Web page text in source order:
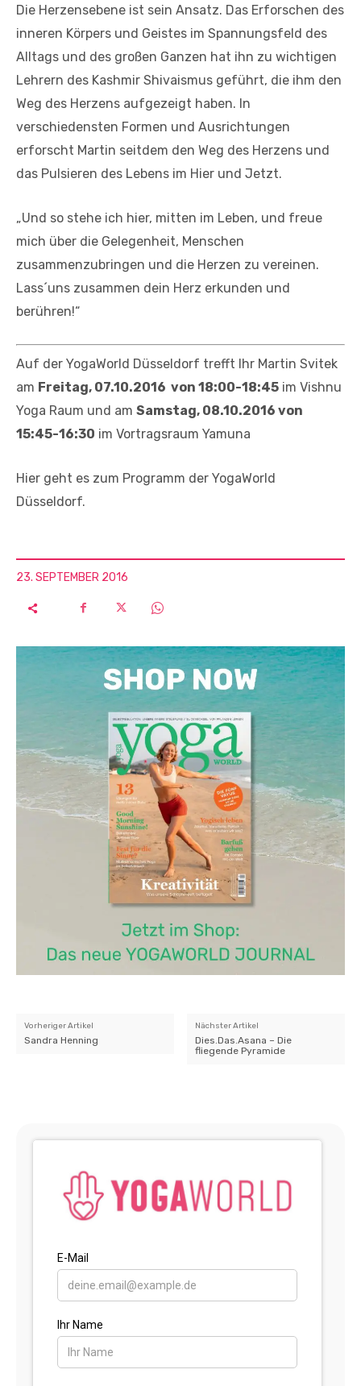
Die Herzensebene ist sein Ansatz. Das Erforschen des
inneren Körpers und Geistes im Spannungsfeld des
Alltags und des großen Ganzen hat ihn zu wichtigen
Lehrern des Kashmir Shivaismus geführt, die ihm den
Weg des Herzens aufgezeigt haben. In
verschiedensten Formen und Ausrichtungen
erforscht Martin seitdem den Weg des Herzens und
das Pulsieren des Lebens im Hier und Jetzt.
„Und so stehe ich hier, mitten im Leben, und freue
mich über die Gelegenheit, Menschen
zusammenzubringen und die Herzen zu vereinen.
Lass´uns zusammen dein Herz erkunden und
berühren!“
Auf der YogaWorld Düsseldorf trefft Ihr Martin Svitek
am Freitag, 07.10.2016 von 18:00-18:45 im Vishnu
Yoga Raum und am Samstag, 08.10.2016 von
15:45-16:30 im Vortragsraum Yamuna
Hier geht es zum Programm der YogaWorld
Düsseldorf.
23. SEPTEMBER 2016
Vorheriger Artikel
Sandra Henning
Nächster Artikel
Dies.Das.Asana – Die
fliegende Pyramide